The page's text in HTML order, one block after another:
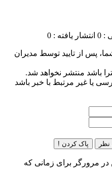
0 انتشار یافته : 0
پس از تایید توسط مدیران
باشد منتشر نخواهد شد.
یا غیر مرتبط با خبر باشد
نظر پاک کردن !
در مرورگر برای زمانی که